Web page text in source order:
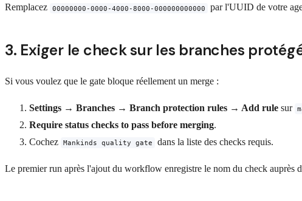
Remplacez 00000000-0000-4000-8000-000000000000 par l'UUID de votre
3. Exiger le check sur les branches
Si vous voulez que le gate bloque réellement un merge :
Settings → Branches → Branch protection rules → Add rule sur
Require status checks to pass before merging.
Cochez Mankinds quality gate dans la liste des checks requis.
Le premier run après l'ajout du workflow enregistre le nom du check auprès